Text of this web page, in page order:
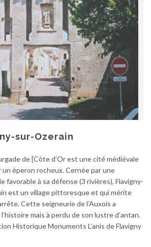
sur-Ozerain
de [Côte d’Or est une cité médiévale
un éperon rocheux. Cernée par une
favorable à sa défense (3 rivières), Flavigny-
est un village pittoresque et qui mérite
arrête. Cette seigneurie de l’Auxois a
mais à perdu de son lustre d’antan.
Historique Monuments L’anis de Flavigny